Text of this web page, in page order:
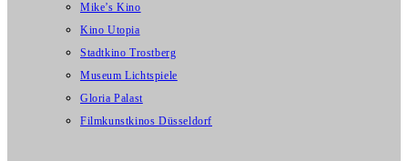
Mike’s Kino
Kino Utopia
Stadtkino Trostberg
Museum Lichtspiele
Gloria Palast
Filmkunstkinos Düsseldorf